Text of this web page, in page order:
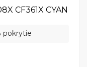
CF361X CYAN
pokrytie